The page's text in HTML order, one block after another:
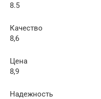
8.5
Качество
8,6
Цена
8,9
Надежность